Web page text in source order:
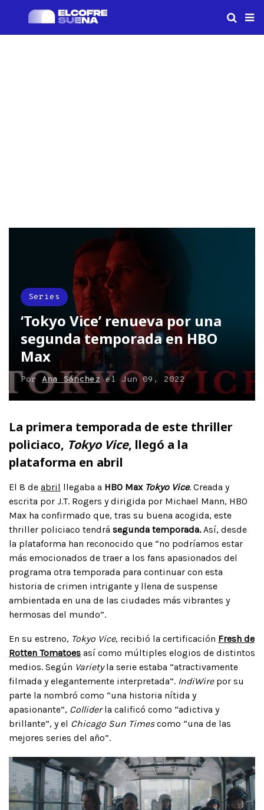
Series
‘Tokyo Vice’ renueva por una
segunda temporada en HBO
Max
Por Ana SánchezelJun 09, 2022
La primera temporada de este thriller
policiaco, Tokyo Vice, llegó a la
plataforma en abril
El 8 de abril llegaba a HBO Max Tokyo Vice. Creada y
escrita por J.T. Rogers y dirigida por Michael Mann, HBO
Max ha confirmado que, tras su buena acogida, este
thriller policiaco tendrá segunda temporada.Así, desde
la plataforma han reconocido que “no podríamos estar
más emocionados de traer a los fans apasionados del
programa otra temporada para continuar con esta
historia de crimen intrigante y llena de suspense
ambientada en una de las ciudades más vibrantes y
hermosas del mundo”.
En su estreno, Tokyo Vice, recibió la certificación Fresh de
Rotten Tomatoes así como múltiples elogios de distintos
medios. Según Varietyla serie estaba “atractivamente
filmada y elegantemente interpretada”. IndiWirepor su
parte la nombró como “una historia nítida y
apasionante”, Colliderla calificó como “adictiva y
brillante”, y el Chicago Sun Timescomo “una de las
mejores series del año”.